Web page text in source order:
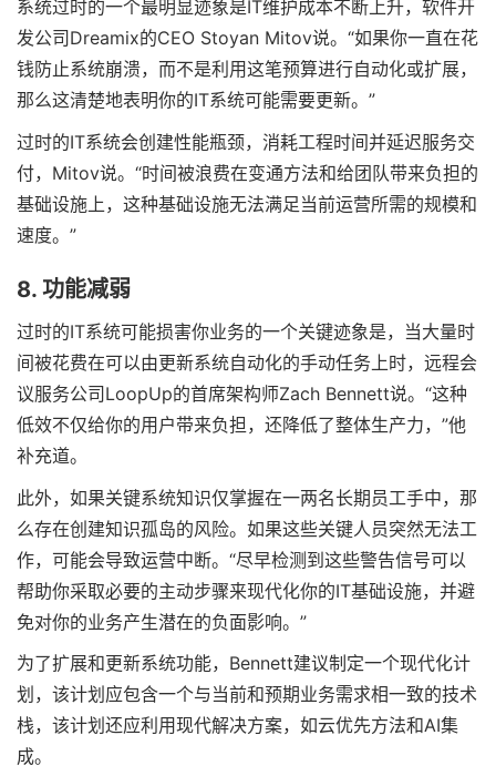
系统过时的一个最明显迹象是IT维护成本不断上升，软件开
发公司Dreamix的CEO Stoyan Mitov说。“如果你一直在花
钱防止系统崩溃，而不是利用这笔预算进行自动化或扩展，
那么这清楚地表明你的IT系统可能需要更新。”
过时的IT系统会创建性能瓶颈，消耗工程时间并延迟服务交
付，Mitov说。“时间被浪费在变通方法和给团队带来负担的
基础设施上，这种基础设施无法满足当前运营所需的规模和
速度。”
8. 功能减弱
过时的IT系统可能损害你业务的一个关键迹象是，当大量时
间被花费在可以由更新系统自动化的手动任务上时，远程会
议服务公司LoopUp的首席架构师Zach Bennett说。“这种
低效不仅给你的用户带来负担，还降低了整体生产力，”他
补充道。
此外，如果关键系统知识仅掌握在一两名长期员工手中，那
么存在创建知识孤岛的风险。如果这些关键人员突然无法工
作，可能会导致运营中断。“尽早检测到这些警告信号可以
帮助你采取必要的主动步骤来现代化你的IT基础设施，并避
免对你的业务产生潜在的负面影响。”
为了扩展和更新系统功能，Bennett建议制定一个现代化计
划，该计划应包含一个与当前和预期业务需求相一致的技术
栈，该计划还应利用现代解决方案，如云优先方法和AI集
成。